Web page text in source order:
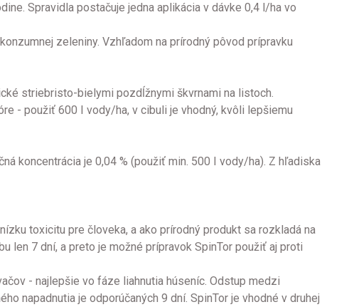
Spravidla postačuje jedna aplikácia v dávke 0,4 l/ha vo
zeleniny. Vzhľadom na prírodný pôvod prípravku
striebristo-bielymi pozdĺžnymi škvrnami na listoch.
- použiť 600 I vody/ha, v cibuli je vhodný, kvôli lepšiemu
koncentrácia je 0,04 % (použiť min. 500 I vody/ha). Z hľadiska
toxicitu pre človeka, a ako prírodný produkt sa rozkladá na
len 7 dní, a preto je možné prípravok SpinTor použiť aj proti
- najlepšie vo fáze liahnutia húseníc. Odstup medzi
napadnutia je odporúčaných 9 dní. SpinTor je vhodné v druhej